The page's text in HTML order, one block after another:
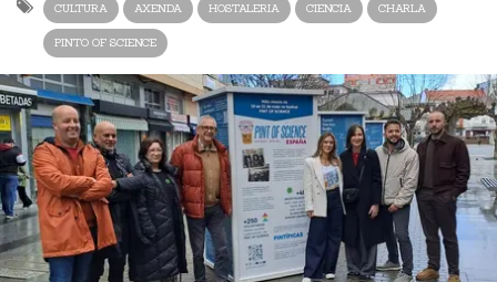
CULTURA AXENDA HOSTALERIA CIENCIA CHARLA
PINTO OF SCIENCE